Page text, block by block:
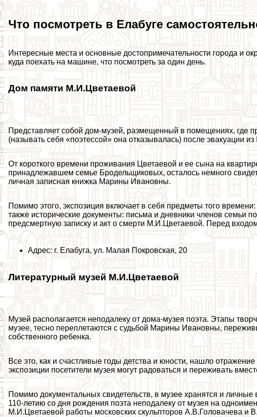
Что посмотреть в Елабуге
Интересные места и основные достопримечательности города и
куда поехать на машине, что посмотреть за один день.
Дом памяти М.И.Цветаевой
Представляет собой дом-музей, размещенный в помещениях, где
(называть себя «поэтессой» она отказывалась) после эвакуации
От короткого времени проживания Цветаевой и ее сына на
принадлежавшем семье Бродельщиковых, осталось немного
личная записная книжка Марины Ивановны.
Помимо этого, экспозиция включает в себя предметы того
также исторические документы: письма и дневники члeнов семьи
предcмepтную записку и акт о cмepти М.И.Цветаевой. Перед
Адрес: г. Елабуга, ул. Малая Покровская, 20
Литературный музей М.И.Цветаевой
Музей располагается неподалеку от дома-музея поэта. Этапы
музее, тесно переплетаются с судьбой Марины Ивановны,
собственного ребенка.
Все это, как и счастливые годы детства и юности, нашло
экспозиции посетители музея могут радоваться и переживать
Помимо документальных свидетельств, в музее хранятся и
110-летию со дня рождения поэта неподалеку от музея на
М.И.Цветаевой работы московских скульпторов А.В.Головачева и